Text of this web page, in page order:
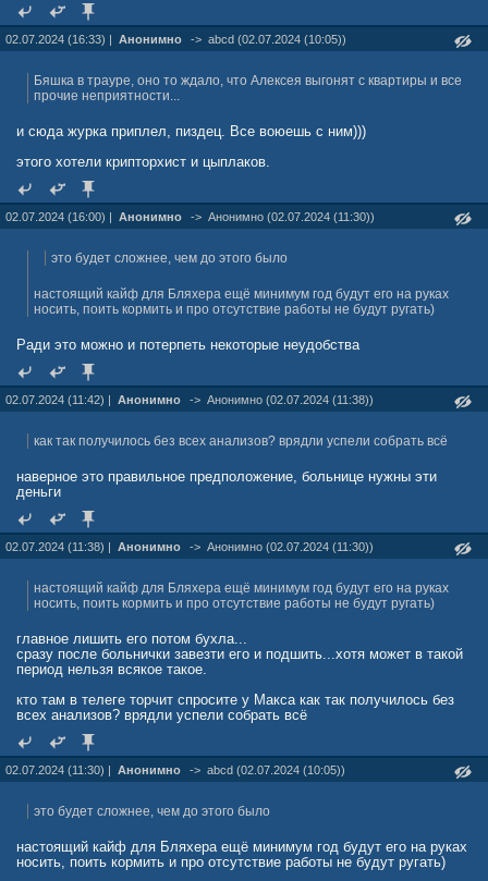
02.07.2024 (16:33) | Анонимно -> abcd (02.07.2024 (10:05))
Бяшка в трауре, оно то ждало, что Алексея выгонят с квартиры и все
прочие неприятности...
и сюда журка приплел, пиздец. Все воюешь с ним)))
этого хотели крипторхист и цыплаков.
02.07.2024 (16:00) | Анонимно -> Анонимно (02.07.2024 (11:30))
это будет сложнее, чем до этого было
настоящий кайф для Бляхера ещё минимум год будут его на руках
носить, поить кормить и про отсутствие работы не будут ругать)
Ради это можно и потерпеть некоторые неудобства
02.07.2024 (11:42) | Анонимно -> Анонимно (02.07.2024 (11:38))
как так получилось без всех анализов? врядли успели собрать всё
наверное это правильное предположение, больнице нужны эти
деньги
02.07.2024 (11:38) | Анонимно -> Анонимно (02.07.2024 (11:30))
настоящий кайф для Бляхера ещё минимум год будут его на руках
носить, поить кормить и про отсутствие работы не будут ругать)
главное лишить его потом бухла...
сразу после больнички завезти его и подшить...хотя может в такой
период нельзя всякое такое.
кто там в телеге торчит спросите у Макса как так получилось без
всех анализов? врядли успели собрать всё
02.07.2024 (11:30) | Анонимно -> abcd (02.07.2024 (10:05))
это будет сложнее, чем до этого было
настоящий кайф для Бляхера ещё минимум год будут его на руках
носить, поить кормить и про отсутствие работы не будут ругать)